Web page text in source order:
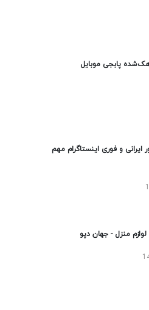
پابجی موبایل
ایرانی و فوری اینستاگرام مهم
لوازم منزل - جهان دپو